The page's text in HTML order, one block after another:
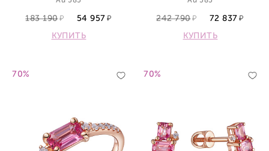
183 190
54 957
КУПИТЬ
242 790
72 837
КУПИТЬ
70% 70%